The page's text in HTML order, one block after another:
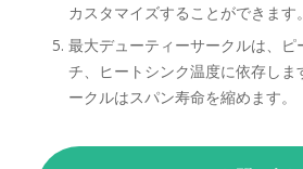
カスタマイズすることができます。
最大デューティーサークルは、ピ
チ、ヒートシンク温度に依存し
ークルはスパン寿命を縮めます。